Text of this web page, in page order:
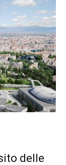
delle